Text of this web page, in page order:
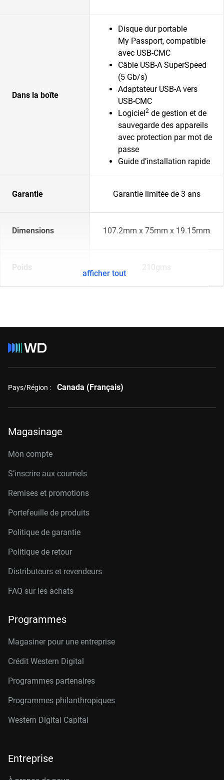
Dans la boîte
Disque dur portable
My Passport, compatible
avec USB-CMC
Câble USB-A SuperSpeed
(5 Gb/s)
Adaptateur USB-A vers
USB-CMC
Logiciel2 de gestion et de
sauvegarde des appareils
avec protection par mot de
passe
Guide d’installation rapide
Garantie Garantie limitée de 3 ans
Dimensions 107.2mm x 75mm x 19.15mm
Poids 210gms
afficher tout
Pays/Région : Canada (Français)
Magasinage
Mon compte
S’inscrire aux courriels
Remises et promotions
Portefeuille de produits
Politique de garantie
Politique de retour
Distributeurs et revendeurs
FAQ sur les achats
Programmes
Magasiner pour une entreprise
Crédit Western Digital
Programmes partenaires
Programmes philanthropiques
Western Digital Capital
Entreprise